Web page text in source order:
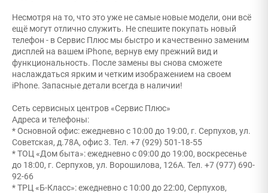
Несмотря на то, что это уже не самые новые модели, они всё
ещё могут отлично служить. Не спешите покупать новый
телефон - в Сервис Плюс мы быстро и качественно заменим
дисплей на вашем iPhone, вернув ему прежний вид и
функциональность. После замены вы снова сможете
наслаждаться ярким и четким изображением на своем
iPhone. Запасные детали всегда в наличии!
Сеть сервисных центров «Сервис Плюс»
Адреса и телефоны:
* Основной офис: ежедневно с 10:00 до 19:00, г. Серпухов, ул.
Советская, д.78А, офис 3. Тел. +7 (929) 501-18-55
* ТОЦ «Дом быта»: ежедневно с 09:00 до 19:00, воскресенье
до 18:00, г. Серпухов, ул. Ворошилова, 126А. Тел. +7 (977) 690-
92-66
* ТРЦ «Б-Класс»: ежедневно с 10:00 до 22:00, Серпухов,